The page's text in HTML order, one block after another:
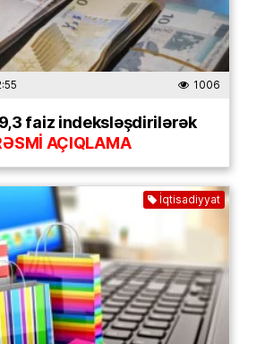
1006
faiz indeksləşdirilərək
AÇIQLAMA
İqtisadiyyat